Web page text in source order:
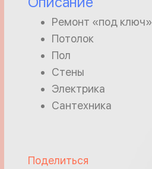
Ремонт «под ключ»
Потолок
Пол
Стены
Электрика
Сантехника
Поделиться